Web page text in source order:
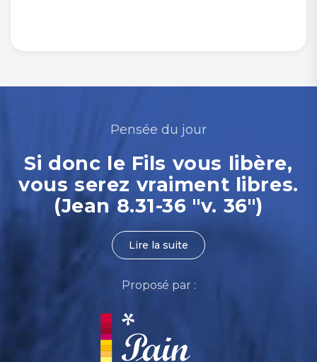
Pensée du jour
Si donc le Fils vous libère,
vous serez vraiment libres.
(Jean 8.31-36 "v. 36")
Lire la suite
Proposé par :